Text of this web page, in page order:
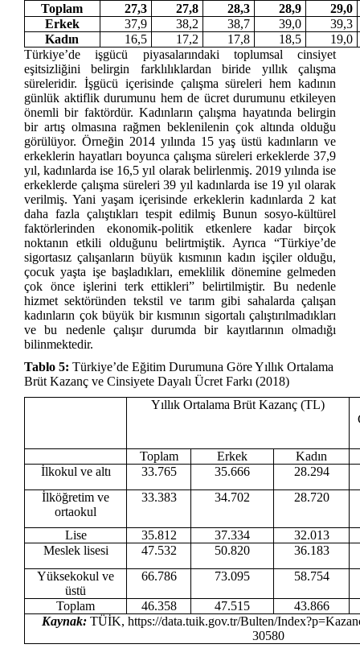
Toplam
27,3 27,8 28,3 28,9
29,0
Erkek
37,9 38,2 38,7 39,0
39,3
Kadın
16,5 17,2 17,8 18,5
19,0
Türkiye’de işgücü piyasalarındaki toplumsal cinsiyet
eşitsizliğini belirgin farklılıklardan biride yıllık çalışma
süreleridir. İşgücü içerisinde çalışma süreleri hem kadının
günlük aktiflik durumunu hem de ücret durumunu etkileyen
önemli bir faktördür. Kadınların çalışma hayatında belirgin
bir artış olmasına rağmen beklenilenin çok altında olduğu
görülüyor. Örneğin 2014 yılında 15 yaş üstü kadınların ve
erkeklerin hayatları boyunca çalışma süreleri erkeklerde 37,9
yıl, kadınlarda ise 16,5 yıl olarak belirlenmiş. 2019 yılında ise
erkeklerde çalışma süreleri 39 yıl kadınlarda ise 19 yıl olarak
verilmiş. Yani yaşam içerisinde erkeklerin kadınlarda 2 kat
daha fazla çalıştıkları tespit edilmiş Bunun sosyo-kültürel
faktörlerinden ekonomik-politik etkenlere kadar birçok
noktanın etkili olduğunu belirtmiştik. Ayrıca “Türkiye’de
sigortasız çalışanların büyük kısmının kadın işçiler olduğu,
çocuk yaşta işe başladıkları, emeklilik dönemine gelmeden
çok önce işlerini terk ettikleri” belirtilmiştir. Bu nedenle
hizmet sektöründen tekstil ve tarım gibi sahalarda çalışan
kadınların çok büyük bir kısmının sigortalı çalıştırılmadıkları
ve bu nedenle çalışır durumda bir kayıtlarının olmadığı
bilinmektedir.
Tablo 5: Türkiye’de Eğitim Durumuna Göre Yıllık Ortalama
Brüt Kazanç ve Cinsiyete Dayalı Ücret Farkı (2018)
Yıllık Ortalama Brüt Kazanç (TL)
Toplam Erkek
Kadın
İlkokul ve altı
33.765 35.666
28.294
İlköğretim ve
ortaokul
33.383 34.702 28.720
Lise 35.812 37.334
32.013
Meslek lisesi
47.532 50.820
36.183
Yüksekokul ve
üstü
66.786 73.095 58.754
Toplam 46.358 47.515
43.866
Kaynak:TÜİK, https://data.tuik.gov.tr/Bulten/
30580